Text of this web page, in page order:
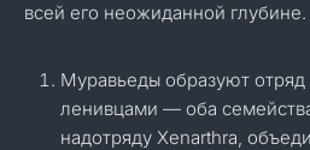
всей его неожиданной глубине.
Муравьеды образуют отряд
ленивцами — оба
надотряду Xenarthra,